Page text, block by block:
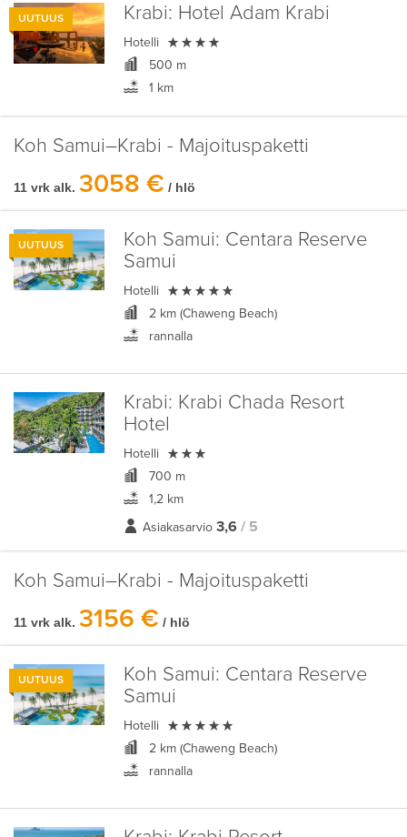
UUTUUS Krabi: Hotel Adam Krabi
Hotelli 
500 m
1 km
Koh Samui–Krabi - Majoituspaketti
11 vrk alk. 3058 € / hlö
UUTUUS Koh Samui: Centara Reserve
Samui
Hotelli 
2 km (Chaweng Beach)
rannalla
Krabi: Krabi Chada Resort
Hotel
Hotelli 
700 m
1,2 km
Asiakasarvio 3,6 / 5
Koh Samui–Krabi - Majoituspaketti
11 vrk alk. 3156 € / hlö
UUTUUS Koh Samui: Centara Reserve
Samui
Hotelli 
2 km (Chaweng Beach)
rannalla